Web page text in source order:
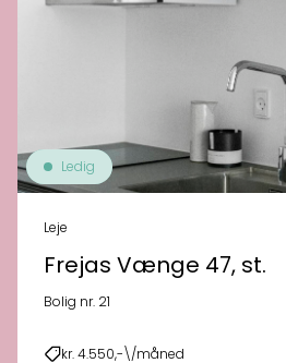
Ledig
Leje
Frejas Vænge 47, st.
Bolig nr. 21
kr. 4.550,-\/måned